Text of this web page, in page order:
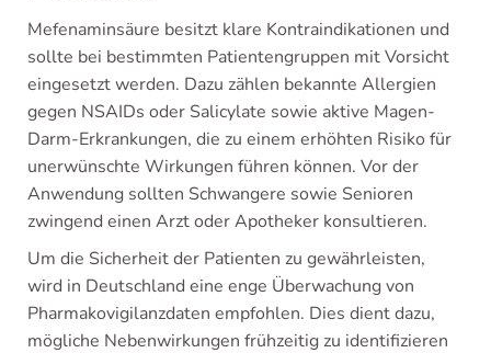
Mefenaminsäure besitzt klare Kontraindikationen und
sollte bei bestimmten Patientengruppen mit Vorsicht
eingesetzt werden. Dazu zählen bekannte Allergien
gegen NSAIDs oder Salicylate sowie aktive Magen-
Darm-Erkrankungen, die zu einem erhöhten Risiko für
unerwünschte Wirkungen führen können. Vor der
Anwendung sollten Schwangere sowie Senioren
zwingend einen Arzt oder Apotheker konsultieren.
Um die Sicherheit der Patienten zu gewährleisten,
wird in Deutschland eine enge Überwachung von
Pharmakovigilanzdaten empfohlen. Dies dient dazu,
mögliche Nebenwirkungen frühzeitig zu identifizieren